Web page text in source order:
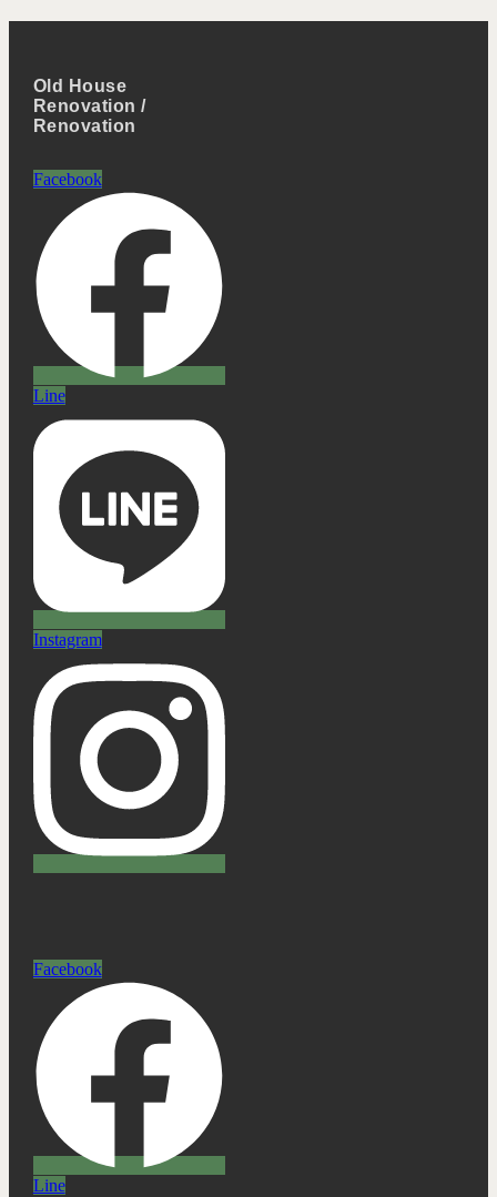
Old House
Renovation /
Renovation
Facebook
Line
Instagram
Facebook
Line